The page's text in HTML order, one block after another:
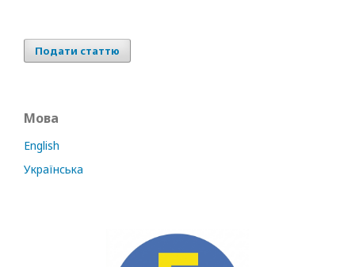
Подати статтю
Мова
English
Українська